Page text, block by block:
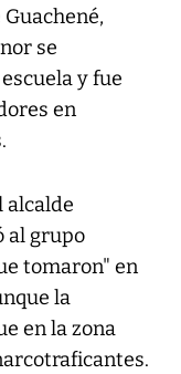
se
y fue
en
alcalde
al grupo
tomaron" en
la
en la zona